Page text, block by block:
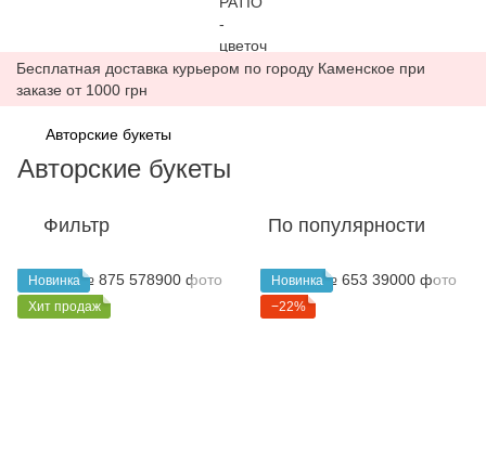
Бесплатная доставка курьером по городу Каменское при
заказе от 1000 грн
Авторские букеты
Авторские букеты
Фильтр По популярности
Новинка
Хит продаж
Новинка
−22%